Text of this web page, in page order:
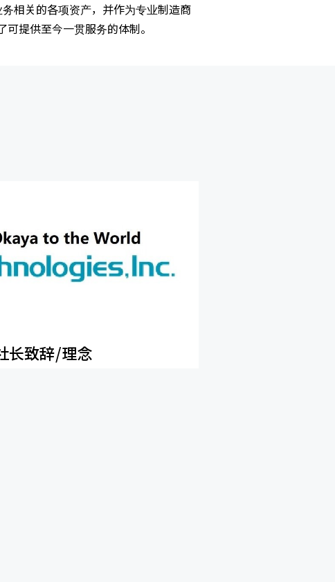
相关的各项资产，并作为专业制造商
提供至今一贯服务的体制。
长致辞/理念